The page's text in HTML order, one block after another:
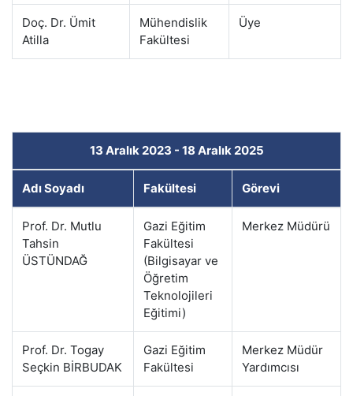
Doç. Dr. Ümit
Atilla
Mühendislik
Fakültesi
Üye
13 Aralık 2023 - 18 Aralık 2025
Adı Soyadı Fakültesi Görevi
Prof. Dr. Mutlu
Tahsin
ÜSTÜNDAĞ
Gazi Eğitim
Fakültesi
(Bilgisayar ve
Öğretim
Teknolojileri
Eğitimi)
Merkez Müdürü
Prof. Dr. Togay
Seçkin BİRBUDAK
Gazi Eğitim
Fakültesi
Merkez Müdür
Yardımcısı